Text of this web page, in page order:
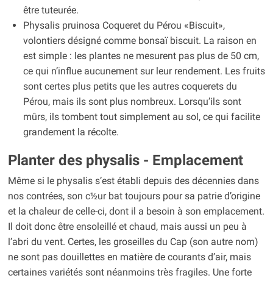
être tuteurée.
Physalis pruinosa Coqueret du Pérou «Biscuit»,
volontiers désigné comme bonsaï biscuit. La raison en
est simple : les plantes ne mesurent pas plus de 50 cm,
ce qui n’influe aucunement sur leur rendement. Les fruits
sont certes plus petits que les autres coquerets du
Pérou, mais ils sont plus nombreux. Lorsqu’ils sont
mûrs, ils tombent tout simplement au sol, ce qui facilite
grandement la récolte.
Planter des physalis - Emplacement
Même si le physalis s’est établi depuis des décennies dans
nos contrées, son c½ur bat toujours pour sa patrie d’origine
et la chaleur de celle-ci, dont il a besoin à son emplacement.
Il doit donc être ensoleillé et chaud, mais aussi un peu à
l’abri du vent. Certes, les groseilles du Cap (son autre nom)
ne sont pas douillettes en matière de courants d’air, mais
certaines variétés sont néanmoins très fragiles. Une forte